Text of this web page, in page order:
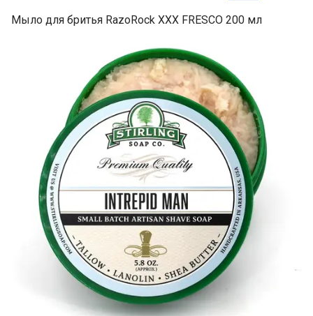
Мыло для бритья RazoRock XXX FRESCO 200 мл